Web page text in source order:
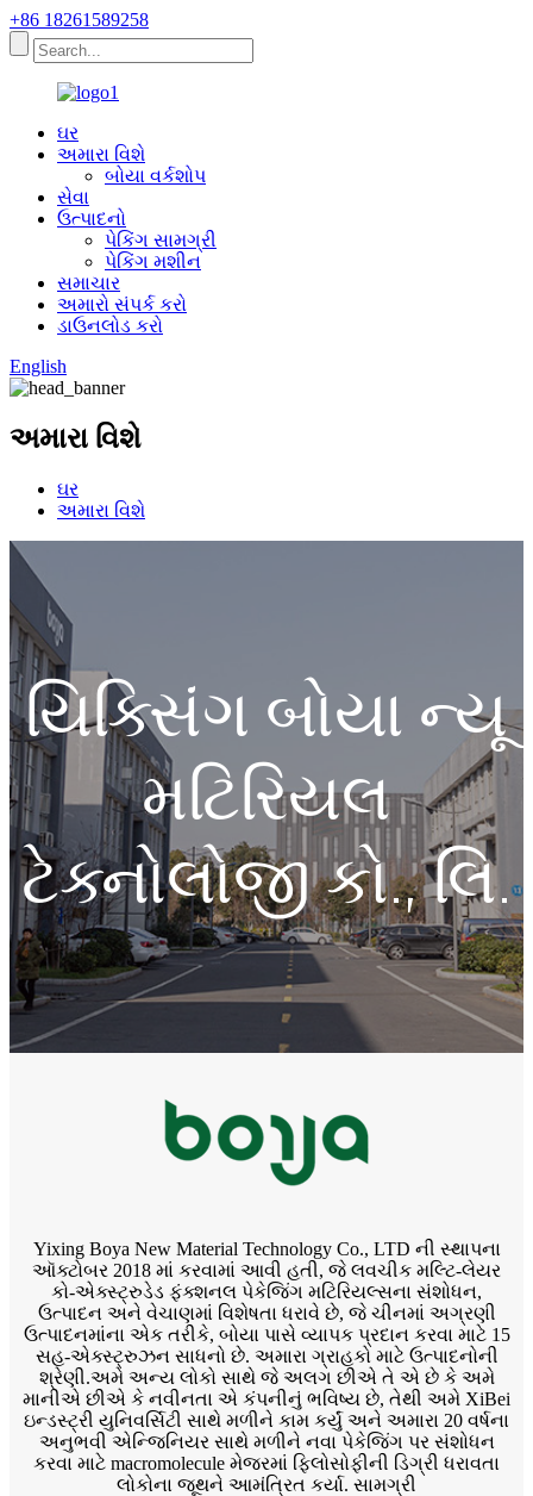
+86 18261589258
ઘર
અમારા વિશે
બોયા વર્કશોપ
સેવા
ઉત્પાદનો
પેકિંગ સામગ્રી
પેકિંગ મશીન
સમાચાર
અમારો સંપર્ક કરો
ડાઉનલોડ કરો
English
અમારા વિશે
ઘર
અમારા વિશે
યિક્સિંગ બોયા ન્યૂ
મટિરિયલ
ટેક્નોલોજી કો., લિ.
Yixing Boya New Material Technology Co., LTD ની સ્થાપના
ઑક્ટોબર 2018 માં કરવામાં આવી હતી, જે લવચીક મલ્ટિ-લેયર
કો-એક્સ્ટ્રુડેડ ફંક્શનલ પેકેજિંગ મટિરિયલ્સના સંશોધન,
ઉત્પાદન અને વેચાણમાં વિશેષતા ધરાવે છે, જે ચીનમાં અગ્રણી
ઉત્પાદનમાંના એક તરીકે, બોયા પાસે વ્યાપક પ્રદાન કરવા માટે 15
સહ-એક્સ્ટ્રુઝન સાધનો છે. અમારા ગ્રાહકો માટે ઉત્પાદનોની
શ્રેણી.અમે અન્ય લોકો સાથે જે અલગ છીએ તે એ છે કે અમે
માનીએ છીએ કે નવીનતા એ કંપનીનું ભવિષ્ય છે, તેથી અમે XiBei
ઇન્ડસ્ટ્રી યુનિવર્સિટી સાથે મળીને કામ કર્યું અને અમારા 20 વર્ષના
અનુભવી એન્જિનિયર સાથે મળીને નવા પેકેજિંગ પર સંશોધન
કરવા માટે macromolecule મેજરમાં ફિલોસોફીની ડિગ્રી ધરાવતા
લોકોના જૂથને આમંત્રિત કર્યા. સામગ્રી